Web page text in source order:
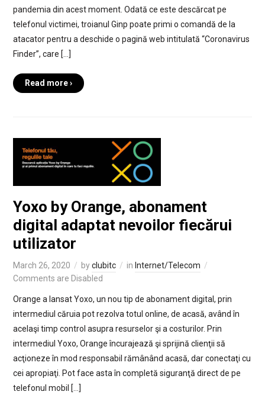
pandemia din acest moment. Odată ce este descărcat pe
telefonul victimei, troianul Ginp poate primi o comandă de la
atacator pentru a deschide o pagină web intitulată “Coronavirus
Finder”, care […]
Read more ›
Yoxo by Orange, abonament
digital adaptat nevoilor fiecărui
utilizator
March 26, 2020 byclubitc in Internet/Telecom
Comments are Disabled
Orange a lansat Yoxo, un nou tip de abonament digital, prin
intermediul căruia pot rezolva totul online, de acasă, având în
acelaşi timp control asupra resurselor şi a costurilor. Prin
intermediul Yoxo, Orange încurajează şi sprijină clienţii să
acţioneze în mod responsabil rămânând acasă, dar conectaţi cu
cei apropiaţi. Pot face asta în completă siguranţă direct de pe
telefonul mobil […]